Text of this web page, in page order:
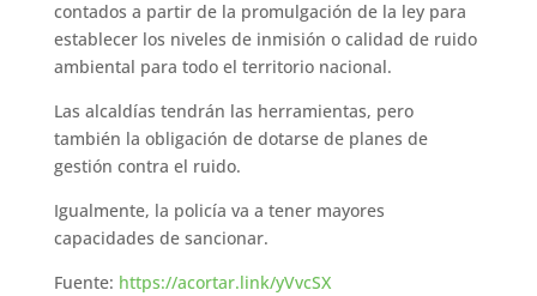
contados a partir de la promulgación de la ley para
establecer los niveles de inmisión o calidad de ruido
ambiental para todo el territorio nacional.
Las alcaldías tendrán las herramientas, pero
también la obligación de dotarse de planes de
gestión contra el ruido.
Igualmente, la policía va a tener mayores
capacidades de sancionar.
Fuente: https://acortar.link/yVvcSX